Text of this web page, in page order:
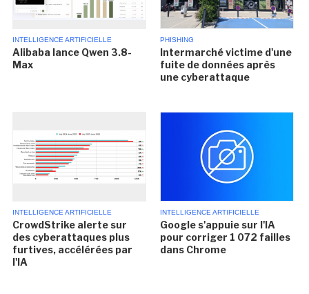
INTELLIGENCE ARTIFICIELLE
Alibaba lance Qwen 3.8-
Max
PHISHING
Intermarché victime d'une
fuite de données après
une cyberattaque
INTELLIGENCE ARTIFICIELLE
CrowdStrike alerte sur
des cyberattaques plus
furtives, accélérées par
l'IA
INTELLIGENCE ARTIFICIELLE
Google s'appuie sur l'IA
pour corriger 1 072 failles
dans Chrome